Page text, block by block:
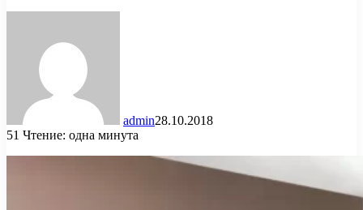
admin28.10.2018
51 Чтение: одна минута